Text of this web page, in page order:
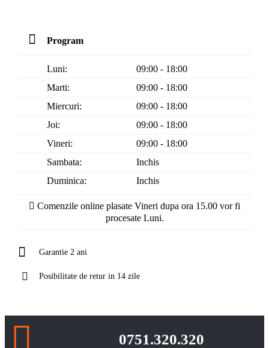
Program
Luni:
09:00 - 18:00
Marti:
09:00 - 18:00
Miercuri:
09:00 - 18:00
Joi:
09:00 - 18:00
Vineri:
09:00 - 18:00
Sambata:
Inchis
Duminica:
Inchis
Comenzile online plasate Vineri dupa ora 15.00 vor fi
procesate Luni.
Garantie 2 ani
Posibilitate de retur in 14 zile
0751.320.320